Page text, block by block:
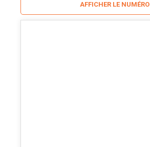
AFFICHER LE NUMÉRO